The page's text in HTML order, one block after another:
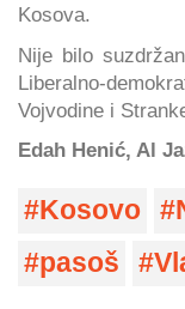
Kosova.
Nije bilo
Liberalno-
Vojvodine i
Edah Henić, Al
Kosovo
pasoš